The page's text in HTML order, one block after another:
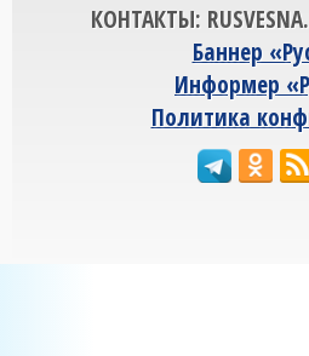
КОНТАКТЫ:
Баннер
Информер
Политика